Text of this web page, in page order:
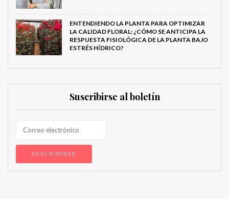
ENTENDIENDO LA PLANTA PARA OPTIMIZAR
LA CALIDAD FLORAL: ¿CÓMO SE ANTICIPA LA
RESPUESTA FISIOLÓGICA DE LA PLANTA BAJO
ESTRÉS HÍDRICO?
Suscribirse al boletín